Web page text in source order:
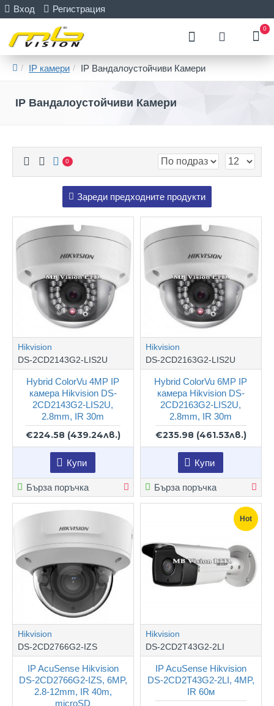
Вход Регистрация
0
IP камери IP Вандалоустойчиви Камери
IP Вандалоустойчиви Камери
0
Зареди предходните продукти
Hikvision
DS-2CD2143G2-LIS2U
Hybrid ColorVu 4MP IP
камера Hikvision DS-
2CD2143G2-LIS2U,
2.8mm, IR 30m
€224.58 (439.24лв.)
Купи
Бърза поръчка
Hikvision
DS-2CD2163G2-LIS2U
Hybrid ColorVu 6MP IP
камера Hikvision DS-
2CD2163G2-LIS2U,
2.8mm, IR 30m
€235.98 (461.53лв.)
Купи
Бърза поръчка
Hikvision
DS-2CD2766G2-IZS
IP AcuSense Hikvision
DS-2CD2766G2-IZS, 6MP,
2.8-12mm, IR 40m,
microSD
Hot
Hikvision
DS-2CD2T43G2-2LI
IP AcuSense Hikvision
DS-2CD2T43G2-2LI, 4MP,
IR 60м